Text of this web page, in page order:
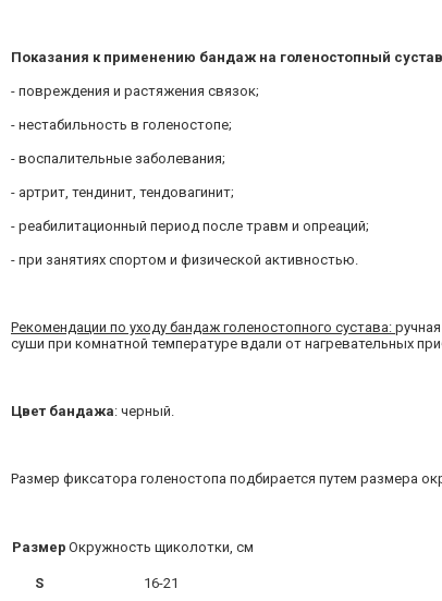
Показания к применению бандаж на голеностопный
- повреждения и растяжения связок;
- нестабильность в голеностопе;
- воспалительные заболевания;
- артрит, тендинит, тендовагинит;
- реабилитационный период после травм и опреаций;
- при занятиях спортом и физической активностью.
Рекомендации по уходу бандаж голеностопного сустава:
суши при комнатной температуре вдали от нагревательных
Цвет бандажа: черный.
Размер фиксатора голеностопа подбирается путем размера
Размер Окружность щиколотки, см
S 16-21